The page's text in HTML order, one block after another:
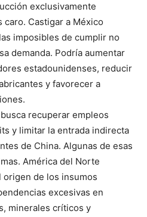
exclusivamente
Castigar a México
imposibles de cumplir no
demanda. Podría aumentar
estadounidenses, reducir
y favorecer a
recuperar empleos
y limitar la entrada indirecta
de China. Algunas de esas
América del Norte
de los insumos
excesivas en
minerales críticos y